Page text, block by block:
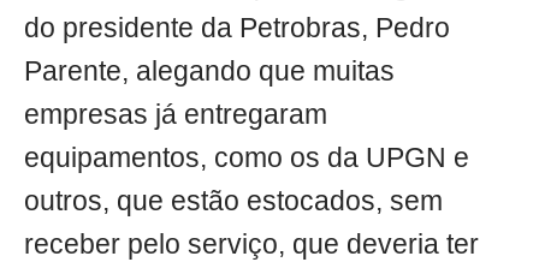
do presidente da Petrobras, Pedro
Parente, alegando que muitas
empresas já entregaram
equipamentos, como os da UPGN e
outros, que estão estocados, sem
receber pelo serviço, que deveria ter